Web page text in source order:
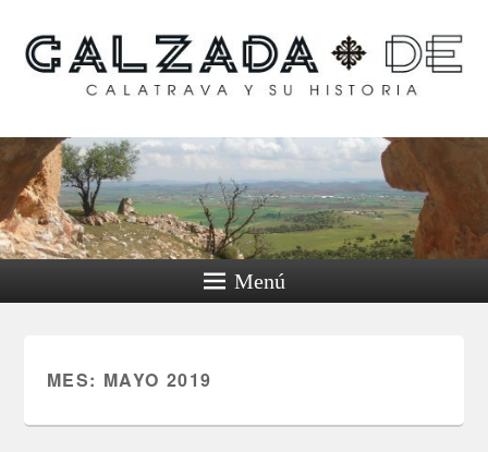
Calzada de Calatrava y
su historia
Menú
MES: MAYO 2019